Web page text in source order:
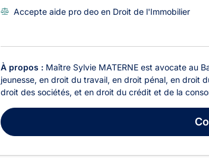
Accepte aide pro deo en Droit de l'Immobilier
À propos : Maître Sylvie MATERNE est avocate au
jeunesse, en droit du travail, en droit pénal, en droit
droit des sociétés, et en droit du crédit et de la